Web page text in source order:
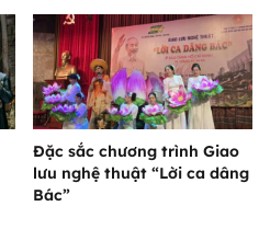
Đặc sắc chương trình Giao
lưu nghệ thuật “Lời ca dâng
Bác”